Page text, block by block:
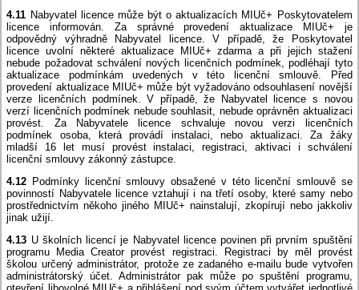
4.11 Nabyvatel licence může být o aktualizacích MIUč+ Poskytovatelem
licence informován. Za správné provedení aktualizace MIUč+ je
odpovědný výhradně Nabyvatel licence. V případě, že Poskytovatel
licence uvolní některé aktualizace MIUč+ zdarma a při jejich stažení
nebude požadovat schválení nových licenčních podmínek, podléhají tyto
aktualizace podmínkám uvedených v této licenční smlouvě. Před
provedení aktualizace MIUč+ může být vyžadováno odsouhlasení novější
verze licenčních podmínek. V případě, že Nabyvatel licence s novou
verzí licenčních podmínek nebude souhlasit, nebude oprávněn aktualizaci
provést. Za Nabyvatele licence schvaluje novou verzi licenčních
podmínek osoba, která provádí instalaci, nebo aktualizaci. Za žáky
mladší 16 let musí provést instalaci, registraci, aktivaci i schválení
licenční smlouvy zákonný zástupce.
4.12 Podmínky licenční smlouvy obsažené v této licenční smlouvě se
povinností Nabyvatele licence vztahují i na třetí osoby, které samy nebo
prostřednictvím někoho jiného MIUč+ nainstalují, zkopírují nebo jakkoliv
jinak užijí.
4.13 U školních licencí je Nabyvatel licence povinen při prvním spuštění
programu Media Creator provést registraci. Registraci by měl provést
školou určený administrátor, protože ze zadaného e-mailu bude vytvořen
administrátorský účet. Administrátor pak může po spuštění programu,